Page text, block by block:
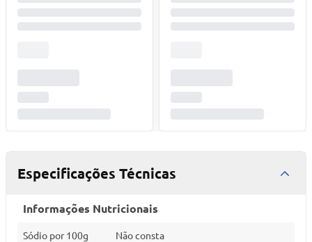
Especificações Técnicas
Informações Nutricionais
Sódio por 100g Não consta